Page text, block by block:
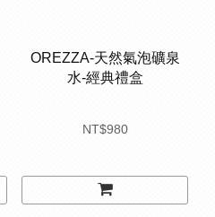
OREZZA-天然氣泡礦泉
水-經典禮盒
NT$980